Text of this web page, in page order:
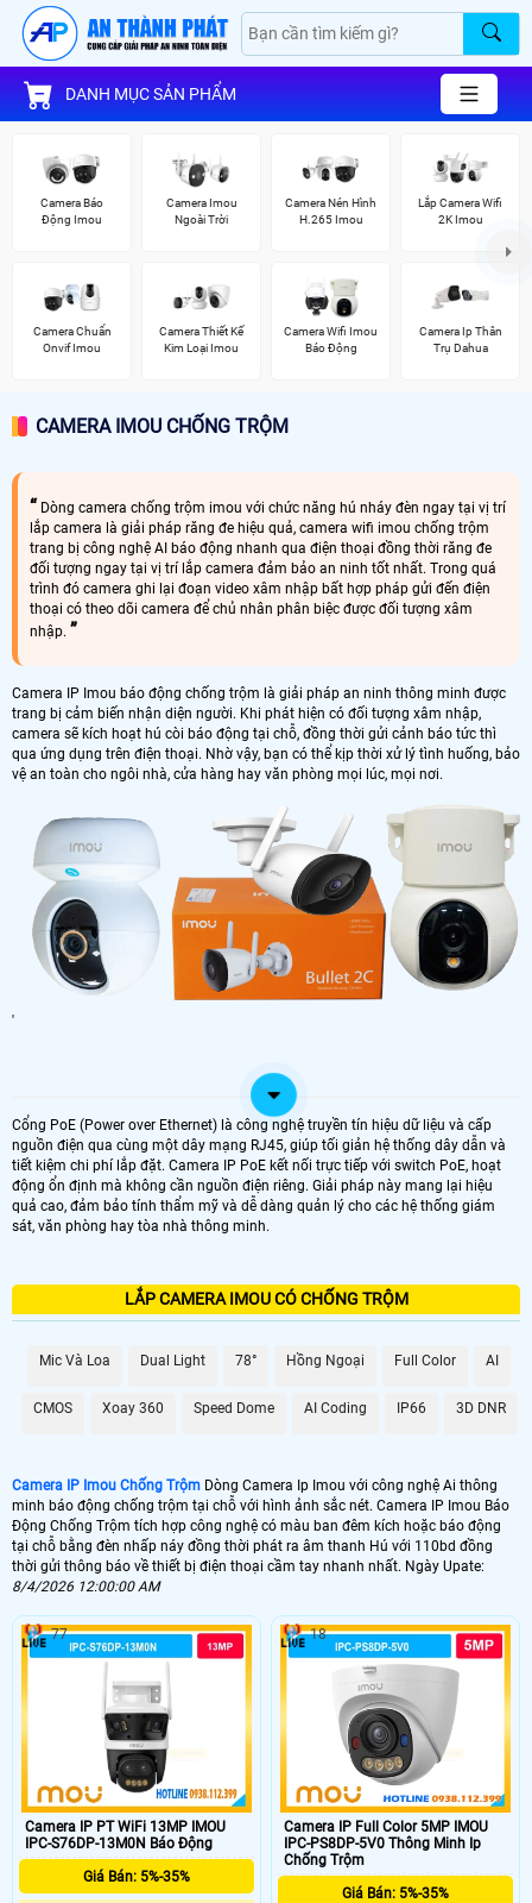
DANH MỤC SẢN PHẨM
Camera Báo
Động Imou
Camera Imou
Ngoài Trời
Camera Nén Hình
H.265 Imou
Lắp Camera Wifi
2K Imou
Camera Chuẩn
Onvif Imou
Camera Thiết Kế
Kim Loại Imou
Camera Wifi Imou
Báo Động
Camera Ip Thân
Trụ Dahua
CAMERA IMOU CHỐNG TRỘM
Dòng camera chống trộm imou với chức năng hú nháy đèn ngay tại vị trí
lắp camera là giải pháp răng đe hiệu quả, camera wifi imou chống trộm
trang bị công nghệ AI báo động nhanh qua điện thoại đồng thời răng đe
đối tượng ngay tại vị trí lắp camera đảm bảo an ninh tốt nhất. Trong quá
trình đó camera ghi lại đoạn video xâm nhập bất hợp pháp gửi đến điện
thoại có theo dõi camera để chủ nhân phân biệc được đối tượng xâm
nhập.
Camera IP Imou báo động chống trộm là giải pháp an ninh thông minh được
trang bị cảm biến nhận diện người. Khi phát hiện có đối tượng xâm nhập,
camera sẽ kích hoạt hú còi báo động tại chỗ, đồng thời gửi cảnh báo tức thì
qua ứng dụng trên điện thoại. Nhờ vậy, bạn có thể kịp thời xử lý tình huống, bảo
vệ an toàn cho ngôi nhà, cửa hàng hay văn phòng mọi lúc, mọi nơi.
'
Cổng PoE (Power over Ethernet) là công nghệ truyền tín hiệu dữ liệu và cấp
nguồn điện qua cùng một dây mạng RJ45, giúp tối giản hệ thống dây dẫn và
tiết kiệm chi phí lắp đặt. Camera IP PoE kết nối trực tiếp với switch PoE, hoạt
động ổn định mà không cần nguồn điện riêng. Giải pháp này mang lại hiệu
quả cao, đảm bảo tính thẩm mỹ và dễ dàng quản lý cho các hệ thống giám
sát, văn phòng hay tòa nhà thông minh.
LẮP CAMERA IMOU CÓ CHỐNG TRỘM
Mic Và Loa Dual Light 78° Hồng Ngoại Full Color AI
CMOS Xoay 360 Speed Dome AI Coding IP66 3D DNR
Camera IP Imou Chống Trộm Dòng Camera Ip Imou với công nghệ Ai thông
minh báo động chống trộm tại chỗ với hình ảnh sắc nét. Camera IP Imou Báo
Động Chống Trộm tích hợp công nghệ có màu ban đêm kích hoặc báo động
tại chỗ bằng đèn nhấp náy đồng thời phát ra âm thanh Hú với 110bd đồng
thời gửi thông báo về thiết bị điện thoại cầm tay nhanh nhất. Ngày Upate:
8/4/2026 12:00:00 AM
Camera IP PT WiFi 13MP IMOU
IPC-S76DP-13M0N Báo Động
Giá Bán: 5%-35%
77
Camera IP Full Color 5MP IMOU
IPC-PS8DP-5V0 Thông Minh Ip
Chống Trộm
Giá Bán: 5%-35%
18